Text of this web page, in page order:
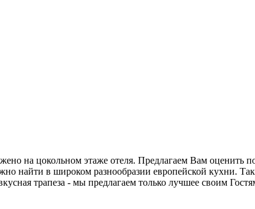
на цокольном этаже отеля. Предлагаем Вам
найти в широком разнообразии европейской кухни.
трапеза - мы предлагаем только лучшее своим